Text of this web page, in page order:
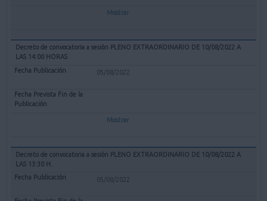
Mostrar
Decreto de convocatoria a sesión PLENO EXTRAORDINARIO DE 10/08/2022 A
LAS 14:00 HORAS
05/08/2022
Mostrar
Decreto de convocatoria a sesión PLENO EXTRAORDINARIO DE 10/08/2022 A
LAS 13:30 H.
05/08/2022